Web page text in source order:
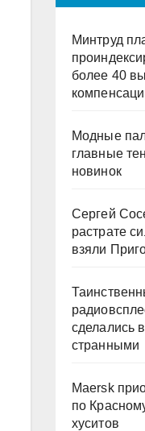
Минтруд
более 40
Модные
главные
новинок
Сергей
растрате
взяли
сделались
странными
Maersk
по
хуситов